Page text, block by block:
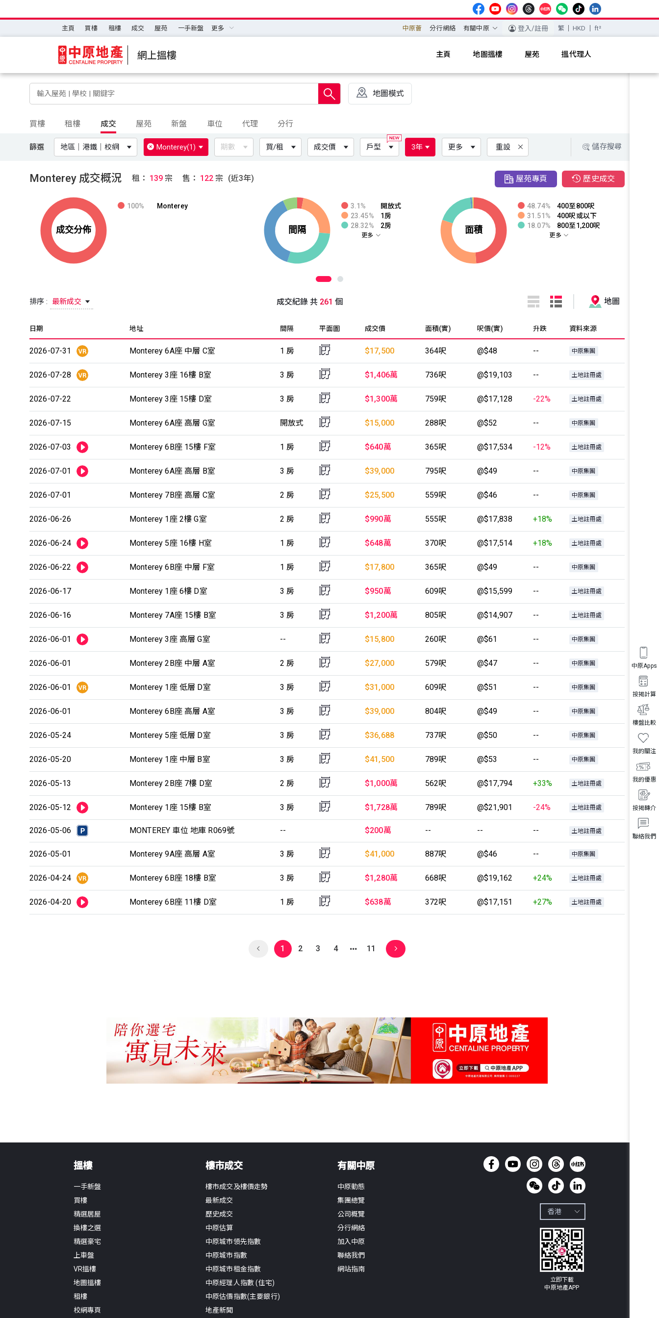
主頁 買樓 租樓 成交 屋苑 一手新盤 更多 中原薈 分行網絡 有關中原 登入/註冊 繁 HKD ft²
網上搵樓 主頁 地圖搵樓 屋苑 搵代理人
聯絡我們
按揭轉介
我的優惠
我的關注
樓盤比較
按揭計算
中原Apps
地圖模式
買樓 租樓 成交 屋苑 新盤 車位 代理 分行
篩選 地區｜港鐵｜校網 Monterey(1) 期數 買/租 成交價 戶型 3年 更多 重設 儲存搜尋
Monterey 成交概況 租： 139 宗 售： 122 宗 (近3年)
100% Monterey 3.1%
開放式
23.45%
1房
28.32%
2房
更多
48.74%
400至800呎
31.51%
400呎或以下
18.07%
800至1,200呎
更多
屋苑專頁 歷史成交
排序 : 最新成交 成交紀錄 共 261 個 地圖
日期 地址 間隔 平面圖 成交價 面積(實) 呎價(實) 升跌 資料來源
2026-07-31 Monterey 6A座 中層 C室 1 房 $17,500 364呎 @$48 -- 中原集團
2026-07-28 Monterey 3座 16樓 B室 3 房 $1,406萬 736呎 @$19,103 -- 土地註冊處
2026-07-22 Monterey 3座 15樓 D室 3 房 $1,300萬 759呎 @$17,128 -22% 土地註冊處
2026-07-15 Monterey 6A座 高層 G室 開放式 $15,000 288呎 @$52 -- 中原集團
2026-07-03 Monterey 6B座 15樓 F室 1 房 $640萬 365呎 @$17,534 -12% 土地註冊處
2026-07-01 Monterey 6A座 高層 B室 3 房 $39,000 795呎 @$49 -- 中原集團
2026-07-01 Monterey 7B座 高層 C室 2 房 $25,500 559呎 @$46 -- 中原集團
2026-06-26 Monterey 1座 2樓 G室 2 房 $990萬 555呎 @$17,838 +18% 土地註冊處
2026-06-24 Monterey 5座 16樓 H室 1 房 $648萬 370呎 @$17,514 +18% 土地註冊處
2026-06-22 Monterey 6B座 中層 F室 1 房 $17,800 365呎 @$49 -- 中原集團
2026-06-17 Monterey 1座 6樓 D室 3 房 $950萬 609呎 @$15,599 -- 土地註冊處
2026-06-16 Monterey 7A座 15樓 B室 3 房 $1,200萬 805呎 @$14,907 -- 土地註冊處
2026-06-01 Monterey 3座 高層 G室 -- $15,800 260呎 @$61 -- 中原集團
2026-06-01 Monterey 2B座 中層 A室 2 房 $27,000 579呎 @$47 -- 中原集團
2026-06-01 Monterey 1座 低層 D室 3 房 $31,000 609呎 @$51 -- 中原集團
2026-06-01 Monterey 6B座 高層 A室 3 房 $39,000 804呎 @$49 -- 中原集團
2026-05-24 Monterey 5座 低層 D室 3 房 $36,688 737呎 @$50 -- 中原集團
2026-05-20 Monterey 1座 中層 B室 3 房 $41,500 789呎 @$53 -- 中原集團
2026-05-13 Monterey 2B座 7樓 D室 2 房 $1,000萬 562呎 @$17,794 +33% 土地註冊處
2026-05-12 Monterey 1座 15樓 B室 3 房 $1,728萬 789呎 @$21,901 -24% 土地註冊處
2026-05-06 MONTEREY 車位 地庫 R069號 -- $200萬 -- -- -- 土地註冊處
2026-05-01 Monterey 9A座 高層 A室 3 房 $41,000 887呎 @$46 -- 中原集團
2026-04-24 Monterey 6B座 18樓 B室 3 房 $1,280萬 668呎 @$19,162 +24% 土地註冊處
2026-04-20 Monterey 6B座 11樓 D室 1 房 $638萬 372呎 @$17,151 +27% 土地註冊處
1 2 3 4 11
搵樓
一手新盤
買樓
精選居屋
換樓之選
精選豪宅
上車盤
VR搵樓
地圖搵樓
租樓
校網專頁
樓市成交
樓市成交及樓價走勢
最新成交
歷史成交
中原估算
中原城市領先指數
中原城市指數
中原城市租金指數
中原經理人指數 (住宅)
中原估價指數(主要銀行)
地產新聞
有關中原
中原動態
集團總覽
公司概覽
分行網絡
加入中原
聯絡我們
網站指南
立即下載
中原地產APP